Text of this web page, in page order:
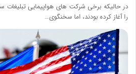
در حالیکه برخی شرکت های هواپیمایی تبلیغات
را آغاز کرده بودند، اما سخنگوی…